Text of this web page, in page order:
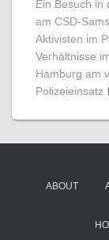
Ein Besuch in
am CSD-
Aktivisten im
Verhältnisse
Hamburg am
Polizeieinsatz
ABOUT